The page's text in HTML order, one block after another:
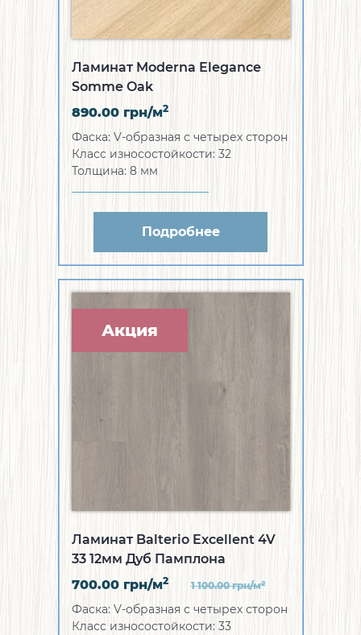
Ламинат Moderna Elegance
Somme Oak
890.00 грн/м2
Фаска: V-образная с четырех сторон
Класс износостойкости: 32
Толщина: 8 мм
Подробнее
Акция
Ламинат Balterio Excellent 4V
33 12мм Дуб Памплона
700.00 грн/м2 1 100.00грн/м2
Фаска: V-образная с четырех сторон
Класс износостойкости: 33